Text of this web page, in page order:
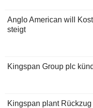
Anglo American will
steigt
Kingspan Group plc
Kingspan plant